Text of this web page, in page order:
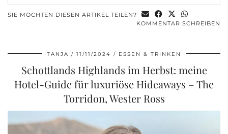
SIE MÖCHTEN DIESEN ARTIKEL TEILEN?
KOMMENTAR SCHREIBEN
TANJA 11/11/2024 ESSEN & TRINKEN
Schottlands Highlands im Herbst: meine
Hotel-Guide für luxuriöse Hideaways – The
Torridon, Wester Ross